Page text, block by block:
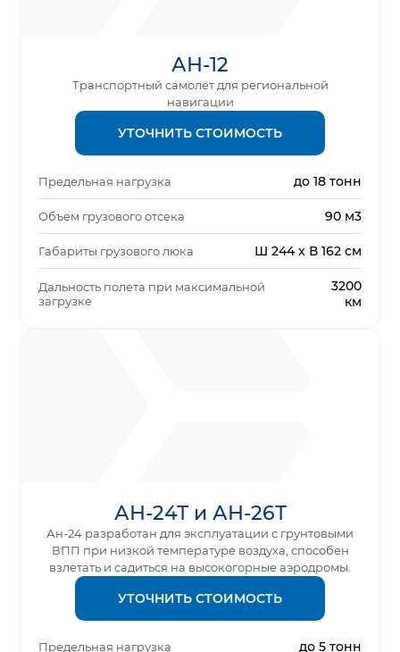
АН-12
Транспортный самолёт для региональной
навигации
УТОЧНИТЬ СТОИМОСТЬ
Предельная нагрузка до 18 тонн
Объем грузового отсека 90 м3
Габариты грузового люка Ш 244 x В 162 см
Дальность полета при максимальной
загрузке
3200
км
АН-24Т и АН-26Т
Ан-24 разработан для эксплуатации с грунтовыми
ВПП при низкой температуре воздуха, способен
взлетать и садиться на высокогорные аэродромы.
УТОЧНИТЬ СТОИМОСТЬ
Предельная нагрузка до 5 тонн